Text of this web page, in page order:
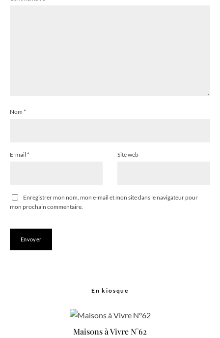
Nom *
E-mail * Site web
Enregistrer mon nom, mon e-mail et mon site dans le navigateur pour
mon prochain commentaire.
En kiosque
Maisons à Vivre N°62